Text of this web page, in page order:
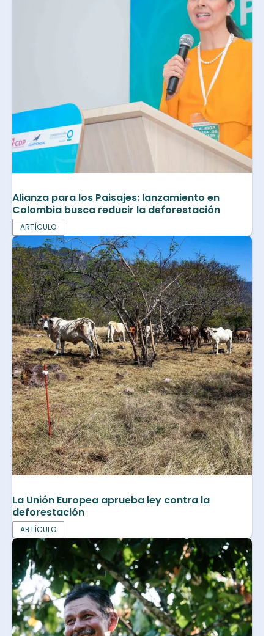
Alianza para los Paisajes: lanzamiento en
Colombia busca reducir la deforestación
ARTÍCULO
La Unión Europea aprueba ley contra la
deforestación
ARTÍCULO